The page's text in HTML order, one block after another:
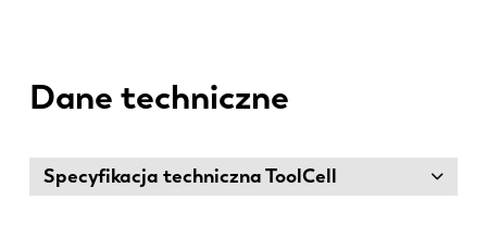
Dane techniczne
Specyfikacja techniczna ToolCell